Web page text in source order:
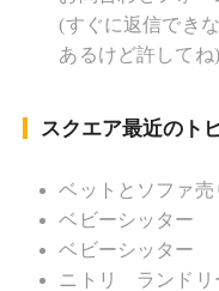
ぼん 」監督 マレ
イ歴 ：
(すぐに返信でき
あるけど許してね)
スクエア最近のト
ベットとソファ売
ベビーシッター
ベビーシッター
ニトリ ランドリ